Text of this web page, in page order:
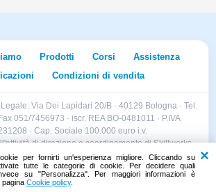
per fornirti un'esperienza migliore. Cliccando su
tutte le categorie di cookie. Per decidere quali
su "Personalizza". Per maggiori informazioni è
pagina Cookie policy.
Prodotti Corsi
Assistenza
Condizioni di vendita
Legale: Via Dei Lapidari 20/B · 40129 Bologna · Tel.
051/7456973 · iscr. REA BO-0481011 · P.IVA
· Cap. Sociale 100.000 euro i.v.
di direzione e coordinamento di Skillworks
Via Vittorio Emanuele II 28 · Roncadelle (BS)
- C.F. 04151440981